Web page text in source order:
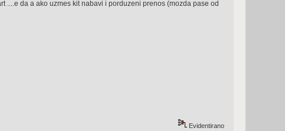
....e da a ako uzmes kit nabavi i porduzeni prenos (mozda pase od
Evidentirano